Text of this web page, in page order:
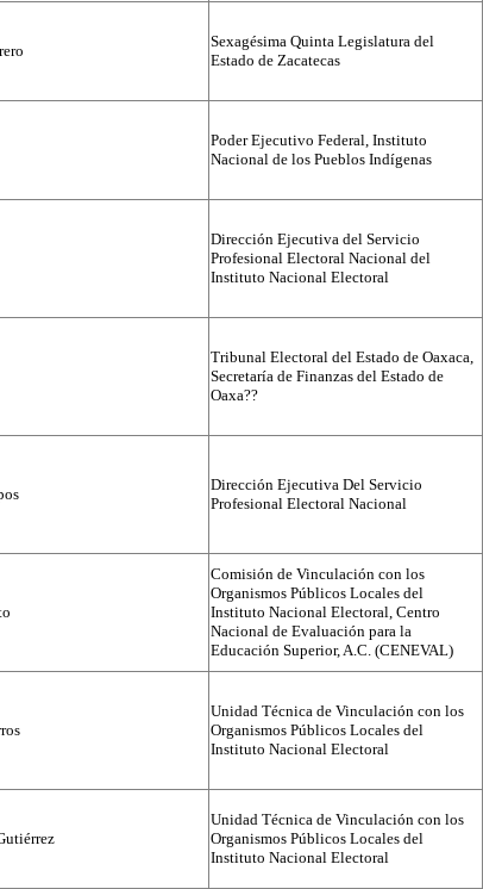
Sexagésima Quinta Legislatura del
Estado de Zacatecas
Poder Ejecutivo Federal, Instituto
Nacional de los Pueblos Indígenas
Dirección Ejecutiva del Servicio
Profesional Electoral Nacional del
Instituto Nacional Electoral
Tribunal Electoral del Estado de Oaxaca,
Secretaría de Finanzas del Estado de
Oaxa??
Dirección Ejecutiva Del Servicio
Profesional Electoral Nacional
Comisión de Vinculación con los
Organismos Públicos Locales del
Instituto Nacional Electoral, Centro
Nacional de Evaluación para la
Educación Superior, A.C. (CENEVAL)
Unidad Técnica de Vinculación con los
Organismos Públicos Locales del
Instituto Nacional Electoral
Unidad Técnica de Vinculación con los
Organismos Públicos Locales del
Instituto Nacional Electoral